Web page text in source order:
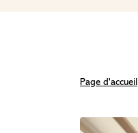
Page d'accueil